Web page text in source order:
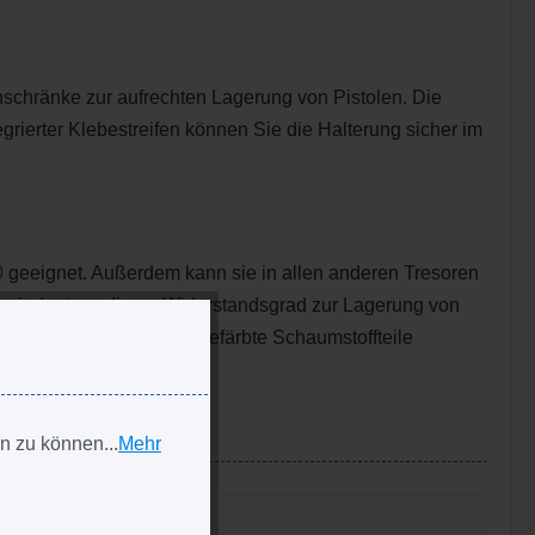
zur aufrechten Lagerung von Pistolen. Die
Klebestreifen können Sie die Halterung sicher im
geeignet. Außerdem kann sie in allen anderen Tresoren
dieser Widerstandsgrad zur Lagerung von
und schwarz durchgefärbte Schaumstoffteile
zu können...Mehr